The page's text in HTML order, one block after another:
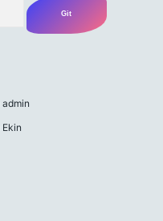
admin
Ekin